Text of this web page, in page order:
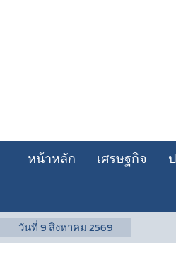
หน้าหลัก เศรษฐกิจ
วันที่9 สิงหาคม 2569